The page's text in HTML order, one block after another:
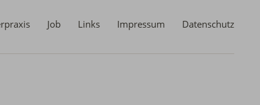
Job Links Impressum Datenschutz